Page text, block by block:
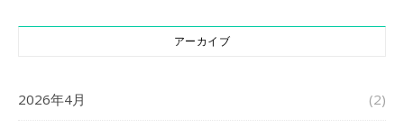
アーカイブ
2026年4月 (2)